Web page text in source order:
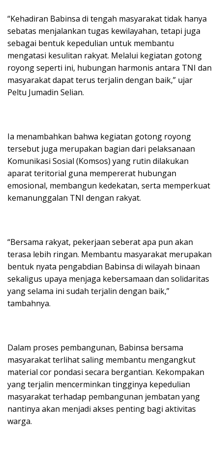
“Kehadiran Babinsa di tengah masyarakat tidak hanya
sebatas menjalankan tugas kewilayahan, tetapi juga
sebagai bentuk kepedulian untuk membantu
mengatasi kesulitan rakyat. Melalui kegiatan gotong
royong seperti ini, hubungan harmonis antara TNI dan
masyarakat dapat terus terjalin dengan baik,” ujar
Peltu Jumadin Selian.
Ia menambahkan bahwa kegiatan gotong royong
tersebut juga merupakan bagian dari pelaksanaan
Komunikasi Sosial (Komsos) yang rutin dilakukan
aparat teritorial guna mempererat hubungan
emosional, membangun kedekatan, serta memperkuat
kemanunggalan TNI dengan rakyat.
“Bersama rakyat, pekerjaan seberat apa pun akan
terasa lebih ringan. Membantu masyarakat merupakan
bentuk nyata pengabdian Babinsa di wilayah binaan
sekaligus upaya menjaga kebersamaan dan solidaritas
yang selama ini sudah terjalin dengan baik,”
tambahnya.
Dalam proses pembangunan, Babinsa bersama
masyarakat terlihat saling membantu mengangkut
material cor pondasi secara bergantian. Kekompakan
yang terjalin mencerminkan tingginya kepedulian
masyarakat terhadap pembangunan jembatan yang
nantinya akan menjadi akses penting bagi aktivitas
warga.